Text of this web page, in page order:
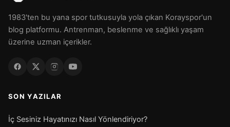
1983'ten bu yana spor tutkusuyla yola çıkan Korayspor'un
blog platformu. Antrenman, beslenme ve sağlıklı yaşam
üzerine uzman içerikler.
SON YAZILAR
İç Sesiniz Hayatınızı Nasıl Yönlendiriyor?